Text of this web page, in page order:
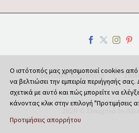
Πολιτική Απορρήτου
Ο ιστότοπός μας χρησιμοποιεί cookies από
να βελτιώσει την εμπειρία περιήγησής
σχετικά με αυτό και πώς μπορείτε να
κάνοντας κλικ στην επιλογή "Προτιμήσεις
Προτιμήσεις απορρήτου